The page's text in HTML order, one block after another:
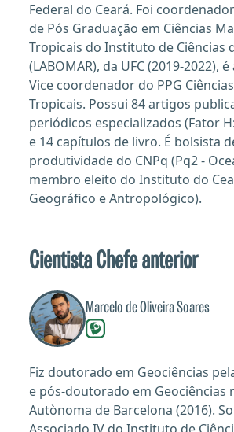
Federal do Ceará. Foi
de Pós Graduação em Ciências
Tropicais do Instituto de Ciências
(LABOMAR), da UFC (2019-2022),
Vice coordenador do PPG
Tropicais. Possui 84 artigos
periódicos especializados (Fator
e 14 capítulos de livro. É bolsista
produtividade do CNPq (Pq2 -
membro eleito do Instituto do
Geográfico e Antropológico).
Cientista Chefe anterior
Marcelo de Oliveira Soares
Fiz doutorado em Geociências
e pós-doutorado em Geociências
Autònoma de Barcelona (2016).